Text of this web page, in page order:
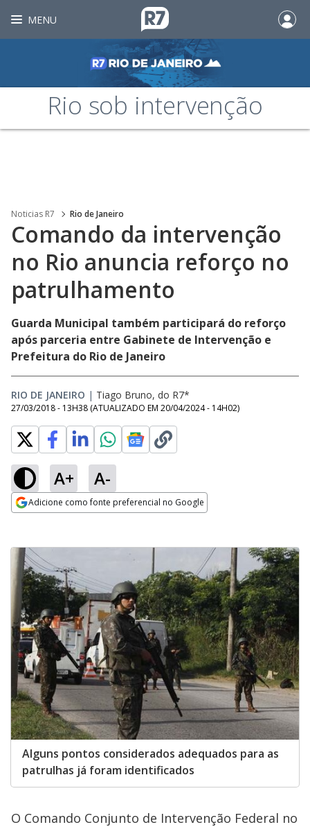
MENU
Rio sob intervenção
Noticias R7 Rio de Janeiro
Comando da intervenção
no Rio anuncia reforço no
patrulhamento
Guarda Municipal também participará do reforço
após parceria entre Gabinete de Intervenção e
Prefeitura do Rio de Janeiro
RIO DE JANEIRO | Tiago Bruno, do R7*
27/03/2018 - 13H38 (ATUALIZADO EM 20/04/2024 - 14H02)
A+ A-
Adicione como fonte preferencial no Google
Alguns pontos considerados adequados para as
patrulhas já foram identificados
O Comando Conjunto de Intervenção Federal no